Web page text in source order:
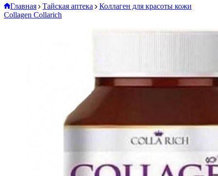
Главная Тайская аптека
Коллаген для красоты кожи
Collagen Collarich